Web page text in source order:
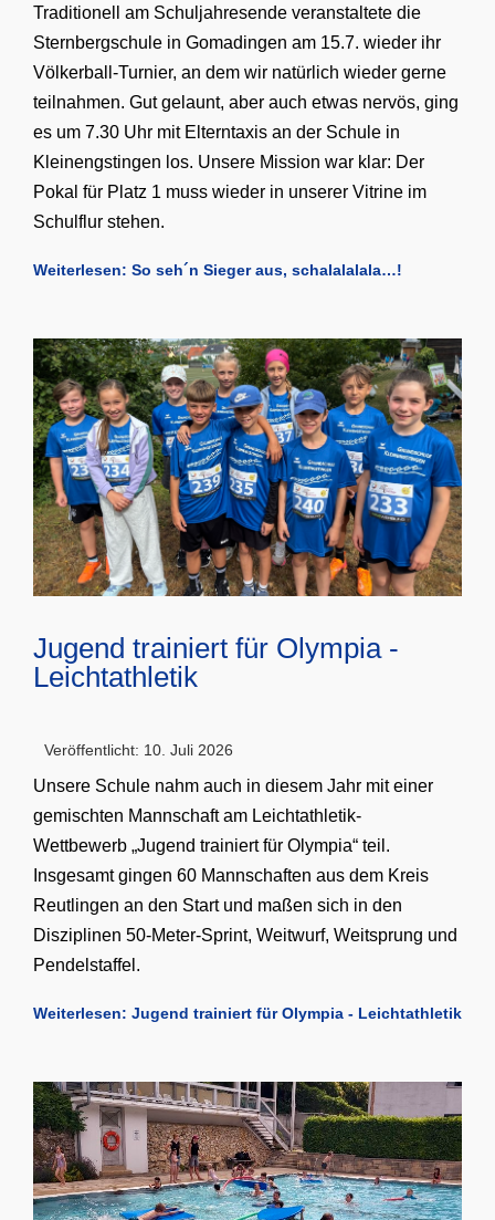
Traditionell am Schuljahresende veranstaltete die
Sternbergschule in Gomadingen am 15.7. wieder ihr
Völkerball-Turnier, an dem wir natürlich wieder gerne
teilnahmen. Gut gelaunt, aber auch etwas nervös, ging
es um 7.30 Uhr mit Elterntaxis an der Schule in
Kleinengstingen los. Unsere Mission war klar: Der
Pokal für Platz 1 muss wieder in unserer Vitrine im
Schulflur stehen.
Weiterlesen: So seh´n Sieger aus, schalalalala…!
Jugend trainiert für Olympia -
Leichtathletik
Veröffentlicht: 10. Juli 2026
Unsere Schule nahm auch in diesem Jahr mit einer
gemischten Mannschaft am Leichtathletik-
Wettbewerb „Jugend trainiert für Olympia“ teil.
Insgesamt gingen 60 Mannschaften aus dem Kreis
Reutlingen an den Start und maßen sich in den
Disziplinen 50-Meter-Sprint, Weitwurf, Weitsprung und
Pendelstaffel.
Weiterlesen: Jugend trainiert für Olympia - Leichtathletik